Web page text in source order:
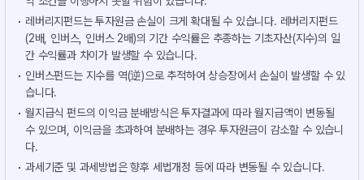
레버리지펀드는 투자원금 손실이 크게 확대될 수 있습니다. 레버리지펀드
(2배, 인버스, 인버스 2배)의 기간 수익률은 추종하는 기초자산(지수)의 일
간 수익률과 차이가 발생할 수 있습니다.
인버스펀드는 지수를 역(逆)으로 추적하여 상승장에서 손실이 발생할 수 있
습니다.
월지급식 펀드의 이익금 분배방식은 투자결과에 따라 월지급액이 변동될
수 있으며, 이익금을 초과하여 분배하는 경우 투자원금이 감소할 수 있습니
다.
과세기준 및 과세방법은 향후 세법개정 등에 따라 변동될 수 있습니다.